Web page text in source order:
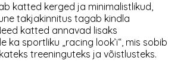
katted kerged ja minimalistlikud,
takjakinnitus tagab kindla
katted annavad lisaks
ka sportliku „racing look’i“, mis sobib
treeninguteks ja võistlusteks.